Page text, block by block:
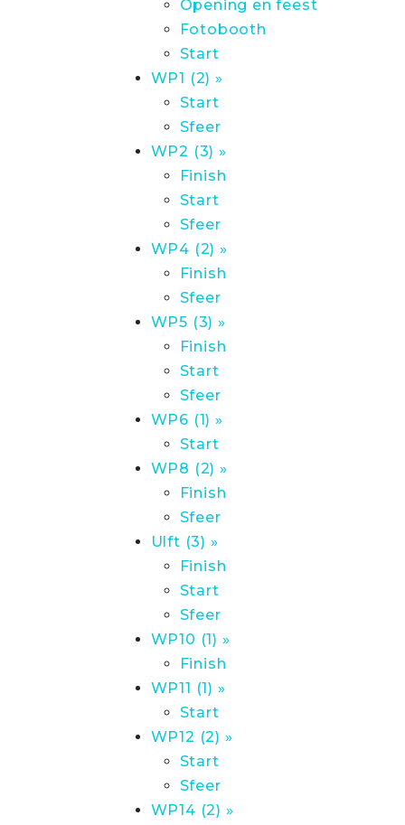
Opening en feest
Fotobooth
Start
WP1 (2) »
Start
Sfeer
WP2 (3) »
Finish
Start
Sfeer
WP4 (2) »
Finish
Sfeer
WP5 (3) »
Finish
Start
Sfeer
WP6 (1) »
Start
WP8 (2) »
Finish
Sfeer
Ulft (3) »
Finish
Start
Sfeer
WP10 (1) »
Finish
WP11 (1) »
Start
WP12 (2) »
Start
Sfeer
WP14 (2) »